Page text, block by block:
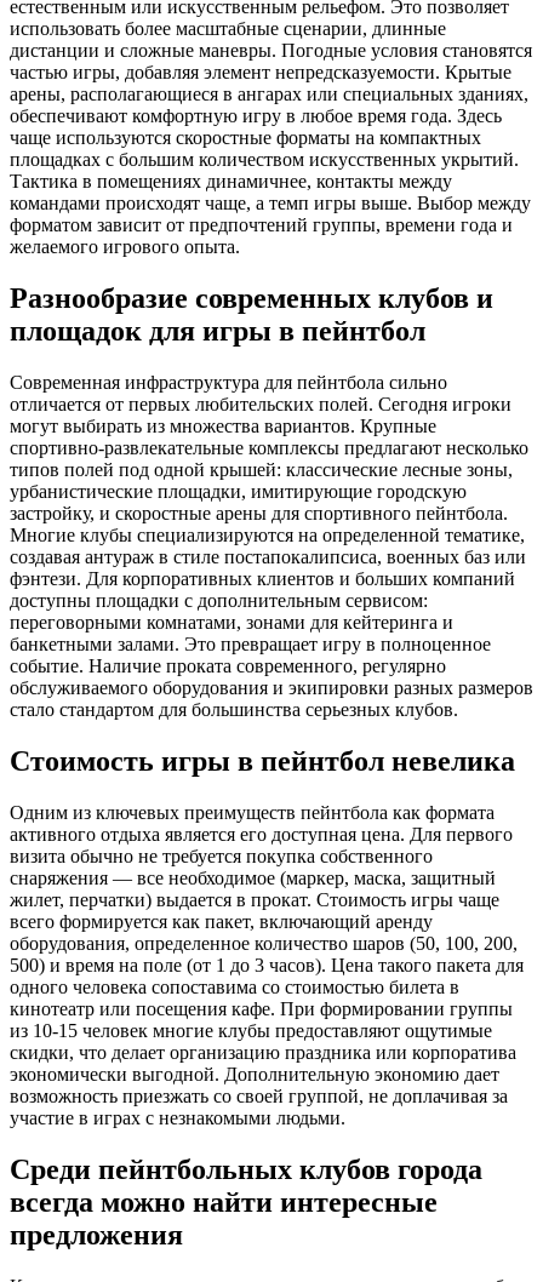
естественным или искусственным рельефом. Это позволяет
использовать более масштабные сценарии, длинные
дистанции и сложные маневры. Погодные условия становятся
частью игры, добавляя элемент непредсказуемости. Крытые
арены, располагающиеся в ангарах или специальных зданиях,
обеспечивают комфортную игру в любое время года. Здесь
чаще используются скоростные форматы на компактных
площадках с большим количеством искусственных укрытий.
Тактика в помещениях динамичнее, контакты между
командами происходят чаще, а темп игры выше. Выбор между
форматом зависит от предпочтений группы, времени года и
желаемого игрового опыта.
Разнообразие современных клубов и
площадок для игры в пейнтбол
Современная инфраструктура для пейнтбола сильно
отличается от первых любительских полей. Сегодня игроки
могут выбирать из множества вариантов. Крупные
спортивно-развлекательные комплексы предлагают несколько
типов полей под одной крышей: классические лесные зоны,
урбанистические площадки, имитирующие городскую
застройку, и скоростные арены для спортивного пейнтбола.
Многие клубы специализируются на определенной тематике,
создавая антураж в стиле постапокалипсиса, военных баз или
фэнтези. Для корпоративных клиентов и больших компаний
доступны площадки с дополнительным сервисом:
переговорными комнатами, зонами для кейтеринга и
банкетными залами. Это превращает игру в полноценное
событие. Наличие проката современного, регулярно
обслуживаемого оборудования и экипировки разных размеров
стало стандартом для большинства серьезных клубов.
Стоимость игры в пейнтбол невелика
Одним из ключевых преимуществ пейнтбола как формата
активного отдыха является его доступная цена. Для первого
визита обычно не требуется покупка собственного
снаряжения — все необходимое (маркер, маска, защитный
жилет, перчатки) выдается в прокат. Стоимость игры чаще
всего формируется как пакет, включающий аренду
оборудования, определенное количество шаров (50, 100, 200,
500) и время на поле (от 1 до 3 часов). Цена такого пакета для
одного человека сопоставима со стоимостью билета в
кинотеатр или посещения кафе. При формировании группы
из 10-15 человек многие клубы предоставляют ощутимые
скидки, что делает организацию праздника или корпоратива
экономически выгодной. Дополнительную экономию дает
возможность приезжать со своей группой, не доплачивая за
участие в играх с незнакомыми людьми.
Среди пейнтбольных клубов города
всегда можно найти интересные
предложения